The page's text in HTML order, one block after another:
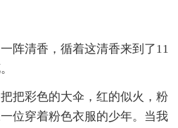
阵清香，循着这清香来到了11
把彩色的大伞，红的似火，粉
位穿着粉色衣服的少年。当我